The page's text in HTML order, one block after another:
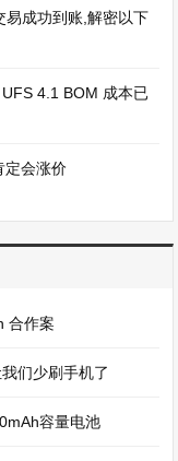
易成功到账,解密以下
4.1 BOM 成本已
定会涨价
合作案
们少刷手机了
容量电池